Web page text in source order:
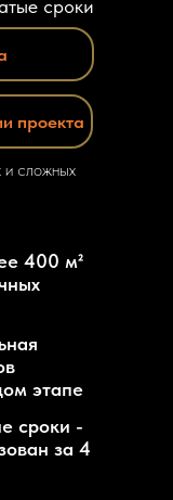
и сложных
сроки
проекта
сроки -
за 4
этапе
400 м²